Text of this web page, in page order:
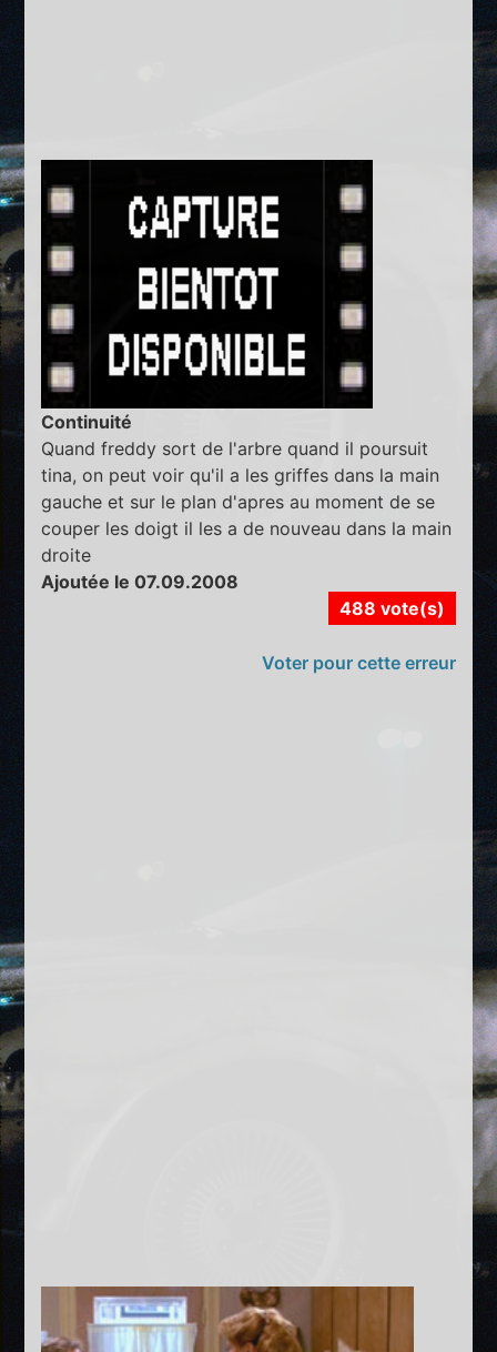
Continuité
Quand freddy sort de l'arbre quand il poursuit
tina, on peut voir qu'il a les griffes dans la main
gauche et sur le plan d'apres au moment de se
couper les doigt il les a de nouveau dans la main
droite
Ajoutée le 07.09.2008
488 vote(s)
Voter pour cette erreur